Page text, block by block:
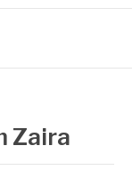
Zaira